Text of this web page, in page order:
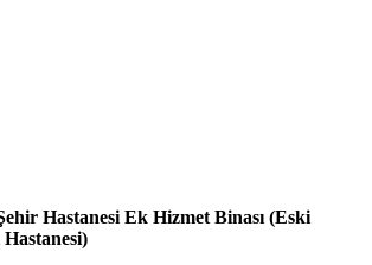
Hastanesi Ek Hizmet Binası (Eski
Hastanesi)